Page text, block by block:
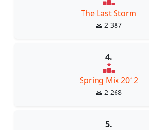
The Last Storm
2 387
4.
Spring Mix 2012
2 268
5.